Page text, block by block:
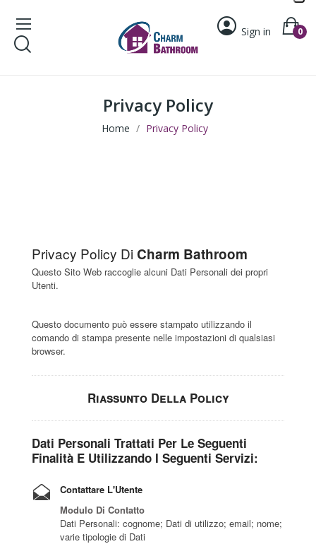
Sign in 0
Privacy Policy
Home Privacy Policy
Privacy Policy Di Charm Bathroom
Questo Sito Web raccoglie alcuni Dati Personali dei propri
Utenti.
Questo documento può essere stampato utilizzando il
comando di stampa presente nelle impostazioni di qualsiasi
browser.
Riassunto Della Policy
Dati Personali Trattati Per Le Seguenti
Finalità E Utilizzando I Seguenti Servizi:
Contattare L'Utente
Modulo Di Contatto
Dati Personali: cognome; Dati di utilizzo; email; nome;
varie tipologie di Dati